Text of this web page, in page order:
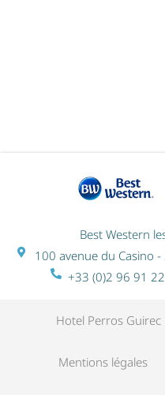
Best Western
100 avenue du Casino
+33 (0)2 96 91
Hotel Perros Guirec
Mentions légales